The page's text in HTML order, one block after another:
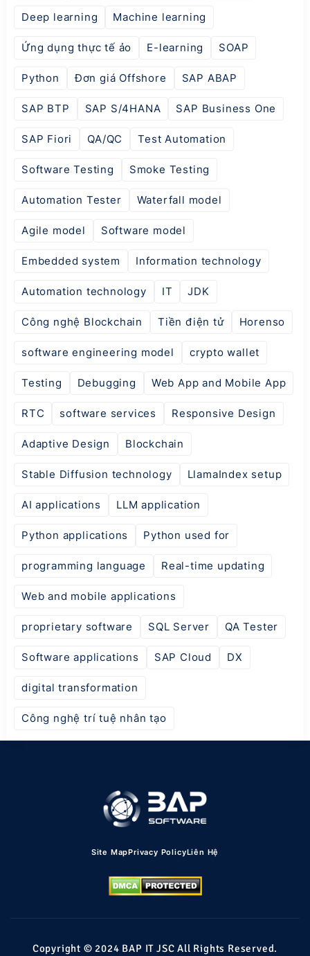
Deep learning Machine learning
Ứng dụng thực tế ảo E-learning SOAP
Python Đơn giá Offshore SAP ABAP
SAP BTP SAP S/4HANA SAP Business One
SAP Fiori QA/QC Test Automation
Software Testing Smoke Testing
Automation Tester Waterfall model
Agile model Software model
Embedded system Information technology
Automation technology IT JDK
Công nghệ Blockchain Tiền điện tử Horenso
software engineering model crypto wallet
Testing Debugging Web App and Mobile App
RTC software services Responsive Design
Adaptive Design Blockchain
Stable Diffusion technology LlamaIndex setup
AI applications LLM application
Python applications Python used for
programming language Real-time updating
Web and mobile applications
proprietary software SQL Server QA Tester
Software applications SAP Cloud DX
digital transformation
Công nghệ trí tuệ nhân tạo
Site MapPrivacy PolicyLiên Hệ
Copyright © 2024 BAP IT JSC All Rights Reserved.